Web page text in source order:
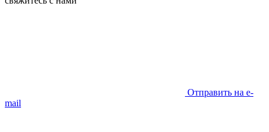
Отправить на e-
mail